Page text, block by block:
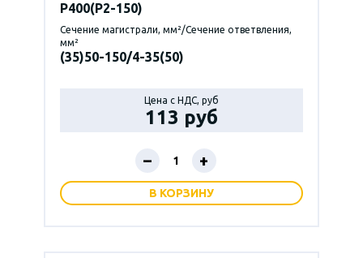
P400(Р2-150)
Сечение магистрали, мм²/Сечение ответвления,
мм²
(35)50-150/4-35(50)
Цена с НДС, руб
113 руб
– +
В КОРЗИНУ